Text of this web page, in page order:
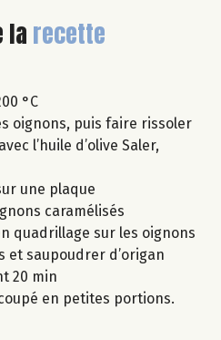
larecette
°C
oignons, puis faire rissoler
l’huile d’olive Saler,
une plaque
caramélisés
quadrillage sur les oignons
et saupoudrer d’origan
20 min
en petites portions.